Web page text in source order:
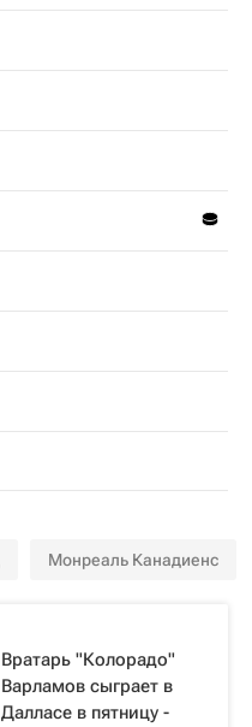
Монреаль Канадиенс
Вратарь "Колорадо"
Варламов сыграет в
Далласе в пятницу -